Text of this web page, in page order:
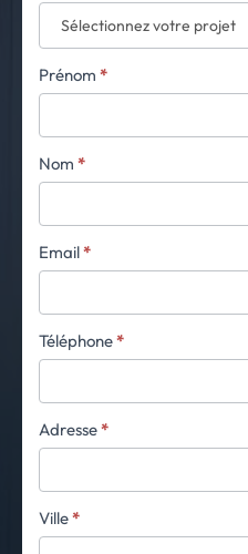
simple
téléphone
Prénom *
Nom *
Email*
Téléphone*
Adresse*
Ville*